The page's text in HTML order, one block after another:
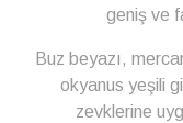
geniş ve
Buz beyazı,
okyanus yeşili
zevklerine